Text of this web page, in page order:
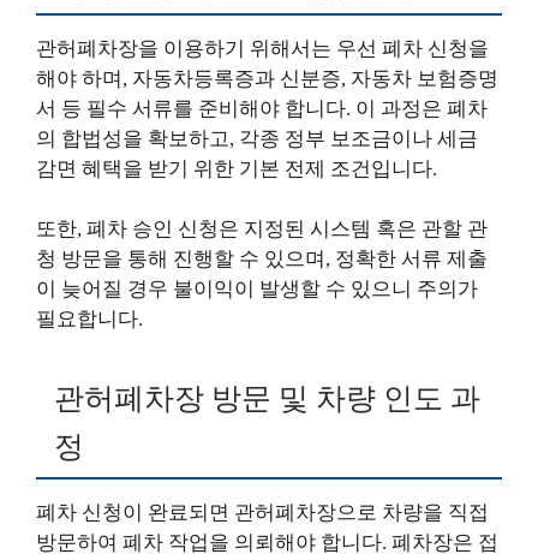
관허폐차장을 이용하기 위해서는 우선 폐차 신청을
해야 하며, 자동차등록증과 신분증, 자동차 보험증명
서 등 필수 서류를 준비해야 합니다. 이 과정은 폐차
의 합법성을 확보하고, 각종 정부 보조금이나 세금
감면 혜택을 받기 위한 기본 전제 조건입니다.
또한, 폐차 승인 신청은 지정된 시스템 혹은 관할 관
청 방문을 통해 진행할 수 있으며, 정확한 서류 제출
이 늦어질 경우 불이익이 발생할 수 있으니 주의가
필요합니다.
관허폐차장 방문 및 차량 인도 과
정
폐차 신청이 완료되면 관허폐차장으로 차량을 직접
방문하여 폐차 작업을 의뢰해야 합니다. 폐차장은 접